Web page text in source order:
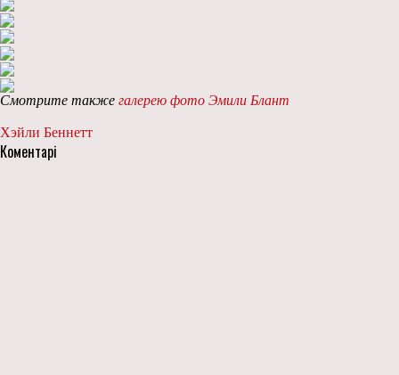
Смотрите также галерею фото Эмили Блант
Хэйли Беннетт
Коментарі